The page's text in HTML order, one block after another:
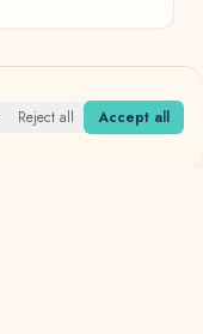
Reject all Accept all